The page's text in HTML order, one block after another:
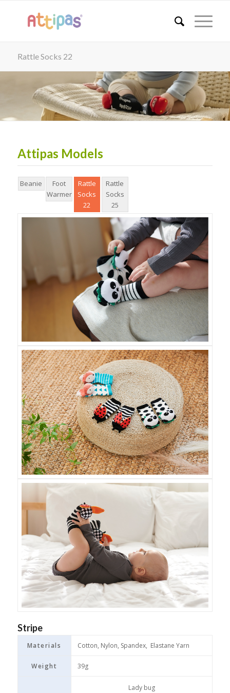
Rattle Socks 22
Attipas Models
Beanie
Foot
Warmer
Rattle
Socks
22
Rattle
Socks
25
Stripe
Materials Cotton, Nylon, Spandex, Elastane Yarn
Weight 39g
Lady bug